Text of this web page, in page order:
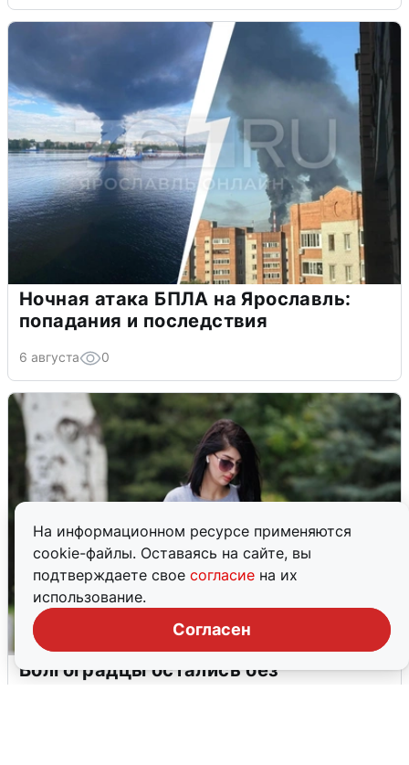
На информационном ресурсе применяются
cookie-файлы. Оставаясь на сайте, вы
подтверждаете свое согласие на их
использование.
Согласен
Ночная атака БПЛА на Ярославль:
попадания и последствия
6 августа 0
Волгоградцы остались без